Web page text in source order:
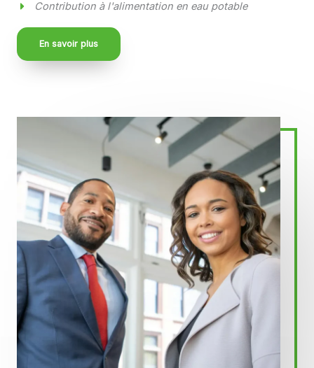
Contribution à l'alimentation en eau potable
En savoir plus